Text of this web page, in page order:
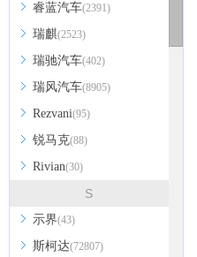
睿蓝汽车(2391)
瑞麒(2523)
瑞驰汽车(402)
瑞风汽车(8905)
Rezvani(95)
锐马克(88)
Rivian(30)
S
示界(43)
斯柯达(72807)